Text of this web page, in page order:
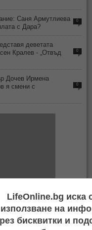
Саня Армутлиева
с Дара?
0
деветата
Кралев - „Отвъд
0
Дочев Ирмена
я смени с
0
LifeOnline.bg иска
използване на
бисквитки и